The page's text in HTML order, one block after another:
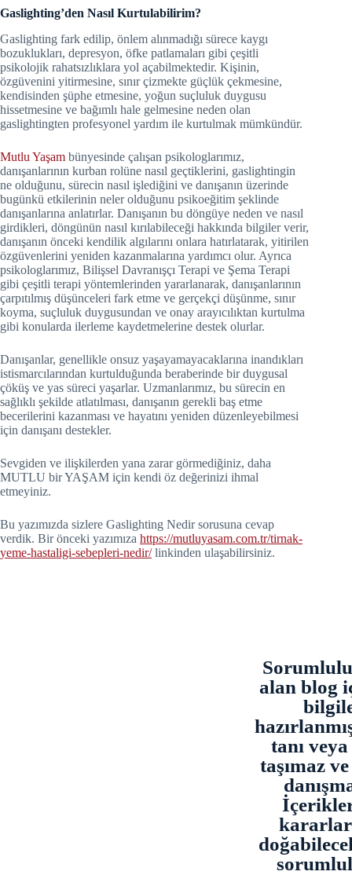
Gaslighting’den Nasıl Kurtulabilirim?
Gaslighting fark edilip, önlem alınmadığı sürece kaygı
bozuklukları, depresyon, öfke patlamaları gibi çeşitli
psikolojik rahatsızlıklara yol açabilmektedir. Kişinin,
özgüvenini yitirmesine, sınır çizmekte güçlük çekmesine,
kendisinden şüphe etmesine, yoğun suçluluk duygusu
hissetmesine ve bağımlı hale gelmesine neden olan
gaslightingten profesyonel yardım ile kurtulmak mümkündür.
Mutlu Yaşam bünyesinde çalışan psikologlarımız,
danışanlarının kurban rolüne nasıl geçtiklerini, gaslightingin
ne olduğunu, sürecin nasıl işlediğini ve danışanın üzerinde
bugünkü etkilerinin neler olduğunu psikoeğitim şeklinde
danışanlarına anlatırlar. Danışanın bu döngüye neden ve nasıl
girdikleri, döngünün nasıl kırılabileceği hakkında bilgiler verir,
danışanın önceki kendilik algılarını onlara hatırlatarak, yitirilen
özgüvenlerini yeniden kazanmalarına yardımcı olur. Ayrıca
psikologlarımız, Bilişsel Davranışçı Terapi ve Şema Terapi
gibi çeşitli terapi yöntemlerinden yararlanarak, danışanlarının
çarpıtılmış düşünceleri fark etme ve gerçekçi düşünme, sınır
koyma, suçluluk duygusundan ve onay arayıcılıktan kurtulma
gibi konularda ilerleme kaydetmelerine destek olurlar.
Danışanlar, genellikle onsuz yaşayamayacaklarına inandıkları
istismarcılarından kurtulduğunda beraberinde bir duygusal
çöküş ve yas süreci yaşarlar. Uzmanlarımız, bu sürecin en
sağlıklı şekilde atlatılması, danışanın gerekli baş etme
becerilerini kazanması ve hayatını yeniden düzenleyebilmesi
için danışanı destekler.
Sevgiden ve ilişkilerden yana zarar görmediğiniz, daha
MUTLU bir YAŞAM için kendi öz değerinizi ihmal
etmeyiniz.
Bu yazımızda sizlere Gaslighting Nedir sorusuna cevap
verdik. Bir önceki yazımıza https://mutluyasam.com.tr/tirnak-
yeme-hastaligi-sebepleri-nedir/linkinden ulaşabilirsiniz.
alan blog
tanı
taşımaz